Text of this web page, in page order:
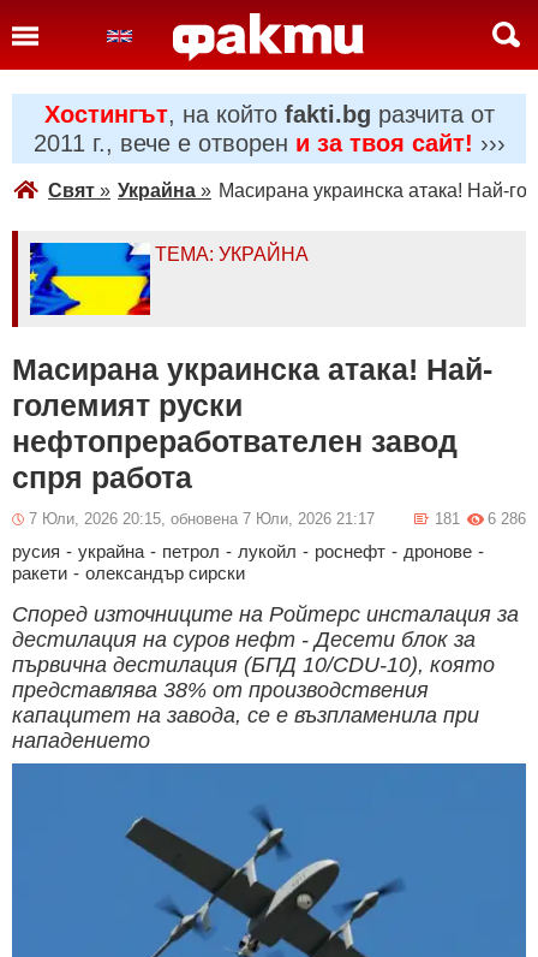
Хостингът, на който fakti.bg разчита от
2011 г., вече е отворен и за твоя сайт! ›››
Свят » Украйна » Масирана украинска атака! Най-
ТЕМА: УКРАЙНА
Масирана украинска атака! Най-
големият руски
нефтопреработвателен завод
спря работа
7 Юли, 2026 20:15, обновена 7 Юли, 2026 21:17 6 286
181
русия - украйна - петрол - лукойл - роснефт - дронове -
ракети - олександър сирски
Според източниците на Ройтерс инсталация за
дестилация на суров нефт - Десети блок за
първична дестилация (БПД 10/CDU-10), която
представлява 38% от производствения
капацитет на завода, се е възпламенила при
нападението